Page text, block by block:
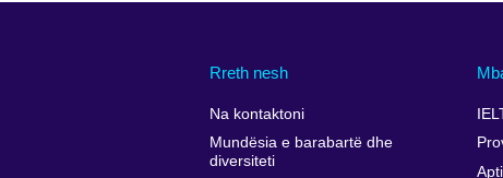
Rreth nesh
Na kontaktoni
Mundësia e barabartë dhe
diversiteti